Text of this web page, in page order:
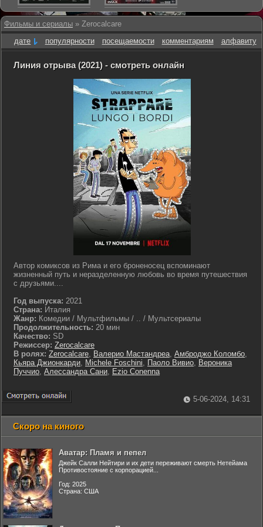
Фильмы и сериалы » Zerocalcare
дате
популярности посещаемости комментариям алфавиту
Линия отрыва (2021) - смотреть онлайн
Автор комиксов из Рима и его броненосец вспоминают
жизненный путь и неразделенную любовь во время путешествия
с друзьями....
Год выпуска: 2021
Страна: Италия
Жанр: Комедии / Мультфильмы / .. / Мультсериалы
Продолжительность: 20 мин
Качество: SD
Режиссер: Zerocalcare
В ролях: Zerocalcare, Валерио Мастандреа, Амброджо Коломбо,
Кьяра Джионкарди, Michele Foschini, Паоло Вивио, Вероника
Пуччио, Алессандра Сани, Ezio Conenna
5-06-2024, 14:31
Скоро на киного
Аватар: Пламя и пепел
Джейк Салли Нейтири и их дети переживают смерть Нетейама
Противостояние с корпорацией...
Год: 2025
Страна: США